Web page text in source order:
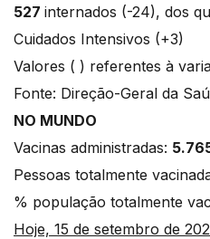
527 internados (-24), dos
Cuidados Intensivos (+3)
Valores ( ) referentes à
Fonte: Direção-Geral da
NO MUNDO
Vacinas administradas:
Pessoas totalmente
% população totalmente
Hoje, 15 de setembro de